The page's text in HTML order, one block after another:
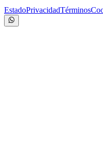
EstadoPrivacidadTérminos